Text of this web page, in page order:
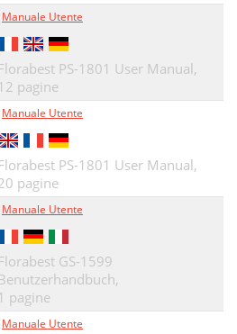
Manuale Utente
Florabest PS-1801 User Manual,
12 pagine
Manuale Utente
PS-1801 User Manual,
pagine
Manuale Utente
Florabest GS-1599
Benutzerhandbuch,
1 pagine
Manuale Utente